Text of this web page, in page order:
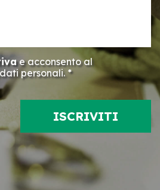
e acconsento al
personali. *